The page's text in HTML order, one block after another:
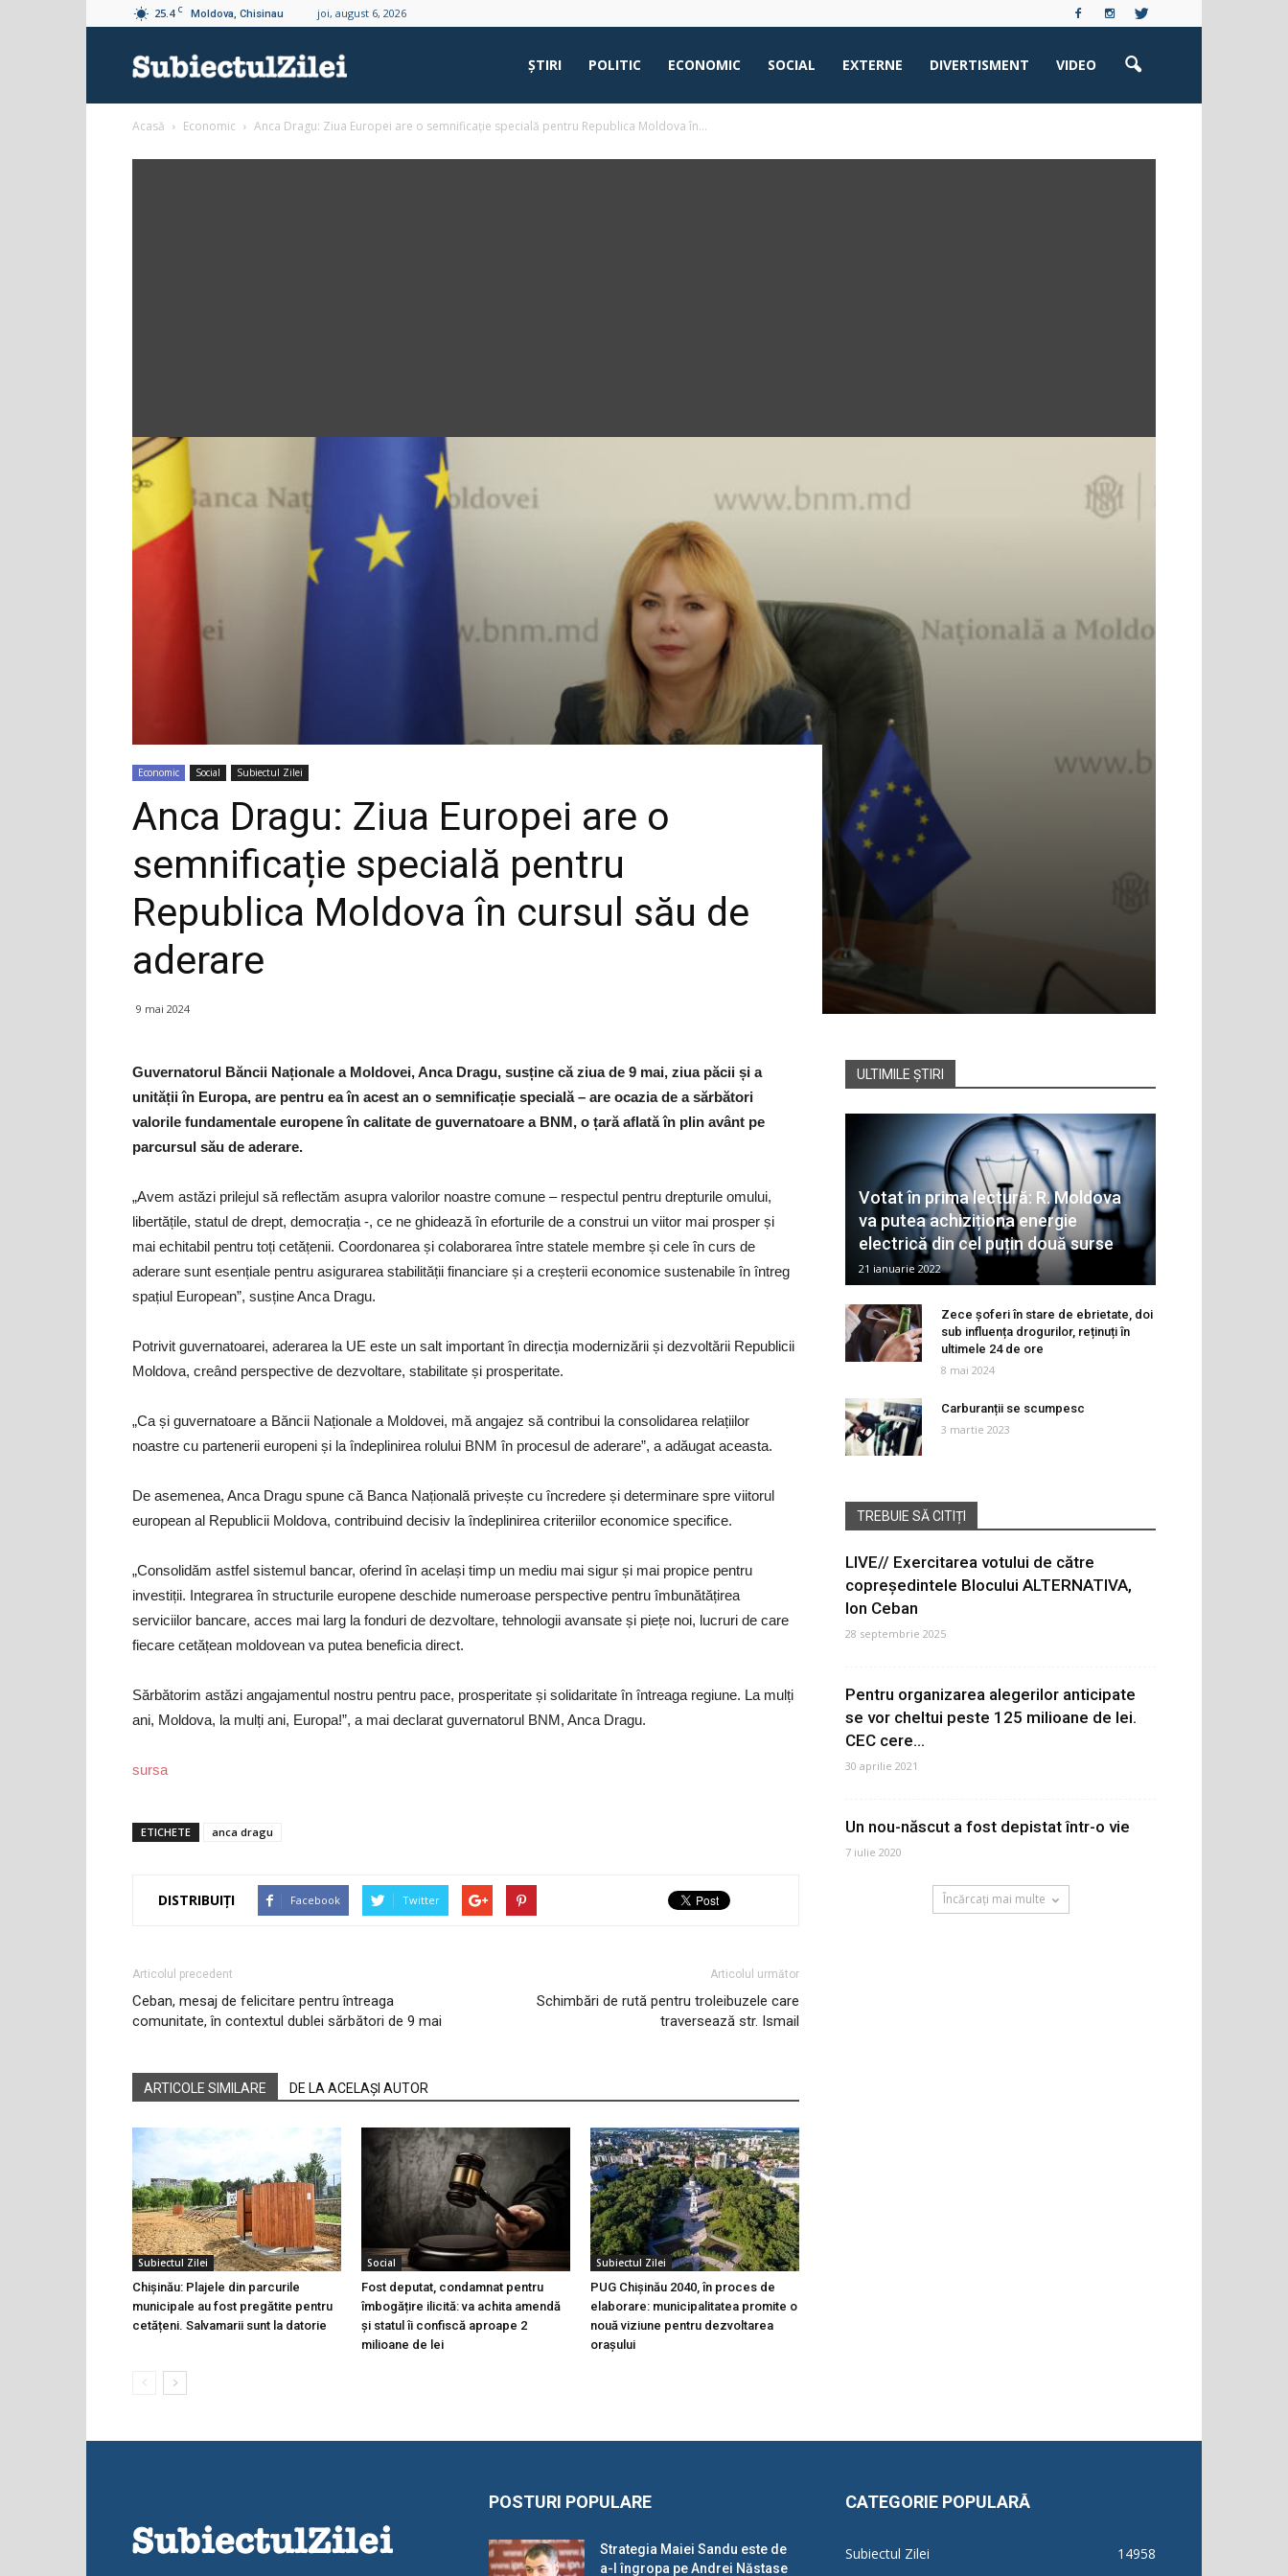
25.4 C Moldova, Chisinau joi, august 6, 2026
ŞTIRI POLITIC ECONOMIC SOCIAL EXTERNE DIVERTISMENT VIDEO
Acasă Economic Anca Dragu: Ziua Europei are o semnificație specială pentru Republica Moldova în...
Economic Social Subiectul Zilei
Anca Dragu: Ziua Europei are o
semnificație specială pentru
Republica Moldova în cursul său de
aderare
9 mai 2024
Guvernatorul Băncii Naționale a Moldovei, Anca Dragu, susține că ziua de 9 mai, ziua păcii și a
unității în Europa, are pentru ea în acest an o semnificație specială – are ocazia de a sărbători
valorile fundamentale europene în calitate de guvernatoare a BNM, o țară aflată în plin avânt pe
parcursul său de aderare.
„Avem astăzi prilejul să reflectăm asupra valorilor noastre comune – respectul pentru drepturile omului,
libertățile, statul de drept, democrația -, ce ne ghidează în eforturile de a construi un viitor mai prosper și
mai echitabil pentru toți cetățenii. Coordonarea și colaborarea între statele membre și cele în curs de
aderare sunt esențiale pentru asigurarea stabilității financiare și a creșterii economice sustenabile în întreg
spațiul European”, susține Anca Dragu.
Potrivit guvernatoarei, aderarea la UE este un salt important în direcția modernizării și dezvoltării Republicii
Moldova, creând perspective de dezvoltare, stabilitate și prosperitate.
„Ca și guvernatoare a Băncii Naționale a Moldovei, mă angajez să contribui la consolidarea relațiilor
noastre cu partenerii europeni și la îndeplinirea rolului BNM în procesul de aderare”, a adăugat aceasta.
De asemenea, Anca Dragu spune că Banca Națională privește cu încredere și determinare spre viitorul
european al Republicii Moldova, contribuind decisiv la îndeplinirea criteriilor economice specifice.
„Consolidăm astfel sistemul bancar, oferind în același timp un mediu mai sigur și mai propice pentru
investiții. Integrarea în structurile europene deschide numeroase perspective pentru îmbunătățirea
serviciilor bancare, acces mai larg la fonduri de dezvoltare, tehnologii avansate și piețe noi, lucruri de care
fiecare cetățean moldovean va putea beneficia direct.
Sărbătorim astăzi angajamentul nostru pentru pace, prosperitate și solidaritate în întreaga regiune. La mulți
ani, Moldova, la mulți ani, Europa!”, a mai declarat guvernatorul BNM, Anca Dragu.
sursa
ETICHETE anca dragu
DISTRIBUIȚI Facebook Twitter
Articolul precedent
Ceban, mesaj de felicitare pentru întreaga
comunitate, în contextul dublei sărbători de 9 mai
Articolul următor
Schimbări de rută pentru troleibuzele care
traversează str. Ismail
ARTICOLE SIMILARE DE LA ACELAȘI AUTOR
Subiectul Zilei
Chișinău: Plajele din parcurile
municipale au fost pregătite pentru
cetățeni. Salvamarii sunt la datorie
Social
Fost deputat, condamnat pentru
îmbogățire ilicită: va achita amendă
și statul îi confiscă aproape 2
milioane de lei
Subiectul Zilei
PUG Chișinău 2040, în proces de
elaborare: municipalitatea promite o
nouă viziune pentru dezvoltarea
orașului
ULTIMILE ȘTIRI
Votat în prima lectură: R. Moldova
va putea achiziționa energie
electrică din cel puțin două surse
21 ianuarie 2022
Zece șoferi în stare de ebrietate, doi
sub influența drogurilor, reținuți în
ultimele 24 de ore
8 mai 2024
Carburanții se scumpesc
3 martie 2023
TREBUIE SĂ CITIȚI
LIVE// Exercitarea votului de către
copreședintele Blocului ALTERNATIVA,
Ion Ceban
28 septembrie 2025
Pentru organizarea alegerilor anticipate
se vor cheltui peste 125 milioane de lei.
CEC cere...
30 aprilie 2021
Un nou-născut a fost depistat într-o vie
7 iulie 2020
Încărcați mai multe
POSTURI POPULARE
Strategia Maiei Sandu este de
a-l îngropa pe Andrei Năstase
CATEGORIE POPULARĂ
Subiectul Zilei
14958